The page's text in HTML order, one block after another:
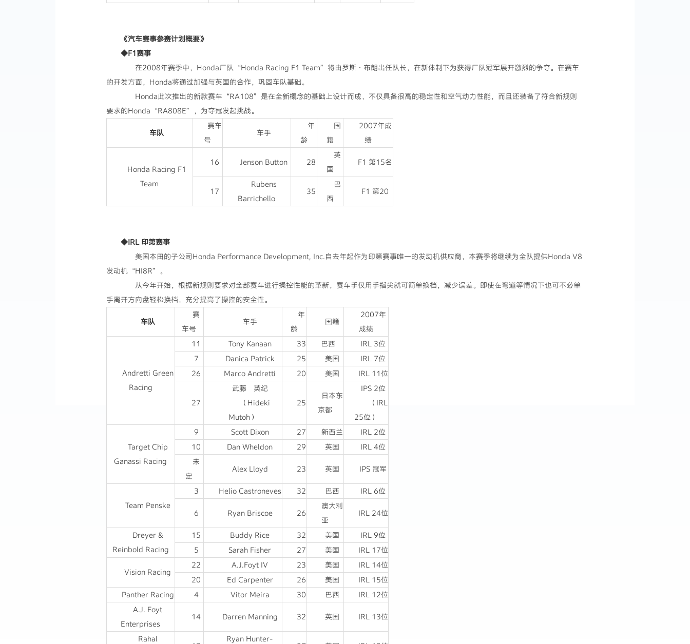
《汽车赛事参赛计划概要》
◆F1赛事
在2008年赛季中，Honda厂队“Honda Racing F1 Team”将由罗斯·布朗出任队长，在新体制下为获得厂队冠军展开激烈的争夺。在赛车
的开发方面，Honda将通过加强与英国的合作，巩固车队基础。
Honda此次推出的新款赛车“RA108”是在全新概念的基础上设计而成，不仅具备很高的稳定性和空气动力性能，而且还装备了符合新规则
要求的Honda“RA808E”，为夺冠发起挑战。
车队
赛车
号
车手
年
龄
国
籍
2007年成
绩
Honda Racing F1
Team
16 Jenson Button 28
英
国
F1 第15名
17
Rubens
Barrichello
35
巴
西
F1 第20
◆IRL 印第赛事
美国本田的子公司Honda Performance Development, Inc.自去年起作为印第赛事唯一的发动机供应商，本赛季将继续为全队提供Honda V8
发动机“HI8R”。
从今年开始，根据新规则要求对全部赛车进行操控性能的革新，赛车手仅用手指尖就可简单换档，减少误差。即使在弯道等情况下也可不必单
手离开方向盘轻松换档，充分提高了操控的安全性。
车队
赛
车号
车手
年
龄
国籍
2007年
成绩
Andretti Green
Racing
11 Tony Kanaan 33 巴西
IRL 3位
7
Danica Patrick 25 美国
IRL 7位
26
Marco Andretti 20 美国 IRL 11位
27
武藤 英纪
（Hideki
Mutoh）
25
日本东
京都
IPS 2位
（IRL
25位）
Target Chip
Ganassi Racing
9 Scott Dixon 27 新西兰
IRL 2位
10
Dan Wheldon 29 英国
IRL 4位
未
定
Alex Lloyd 23 英国 IPS 冠军
Team Penske
3 Helio Castroneves 32 巴西 IRL 6位
6 Ryan Briscoe 26
澳大利
亚
IRL 24位
Dreyer &
Reinbold Racing
15 Buddy Rice 32 美国
IRL 9位
5
Sarah Fisher 27 美国 IRL 17位
Vision Racing
22 A.J.Foyt IV 23 美国
IRL 14位
20
Ed Carpenter 26 美国
IRL 15位
Panther Racing
4 Vitor Meira 30 巴西
IRL 12位
A.J. Foyt
Enterprises
14 Darren Manning 32 英国 IRL 13位
Rahal
Ryan Hunter-